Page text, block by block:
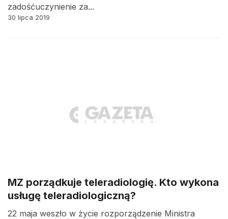
zadośćuczynienie za...
30 lipca 2019
MZ porządkuje teleradiologię. Kto wykona
usługę teleradiologiczną?
22 maja weszło w życie rozporządzenie Ministra